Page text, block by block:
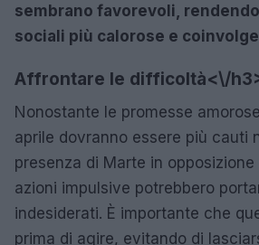
sembrano favorevoli,
sociali più calorose e
Affrontare le difficoltà<\/
Nonostante le promesse
aprile dovranno essere più cauti
presenza di Marte in
azioni impulsive potrebbero
indesiderati. È importante che
prima di agire, evitando di